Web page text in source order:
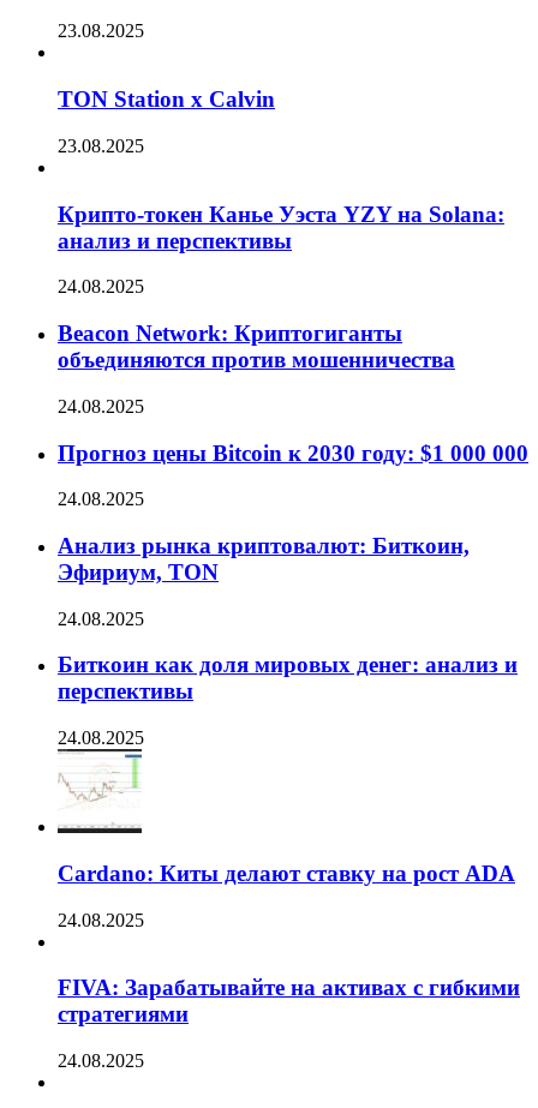
23.08.2025
TON Station x Calvin
23.08.2025
Крипто-токен Канье Уэста YZY на Solana:
анализ и перспективы
24.08.2025
Beacon Network: Криптогиганты
объединяются против мошенничества
24.08.2025
Прогноз цены Bitcoin к 2030 году: $1 000 000
24.08.2025
Анализ рынка криптовалют: Биткоин,
Эфириум, TON
24.08.2025
Биткоин как доля мировых денег: анализ и
перспективы
24.08.2025
Cardano: Киты делают ставку на рост ADA
24.08.2025
FIVA: Зарабатывайте на активах с гибкими
стратегиями
24.08.2025